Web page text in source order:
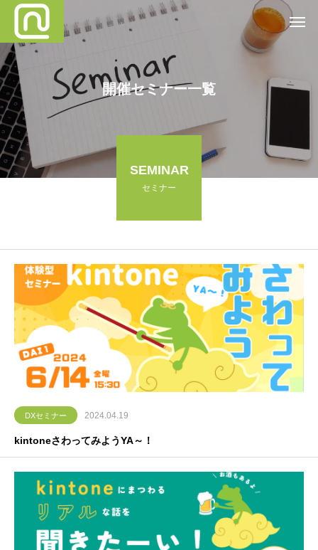
開催セミナー一覧
SEMINAR
セミナー
DXセミナー 2024.04.19
kintoneさわってみようYA～！